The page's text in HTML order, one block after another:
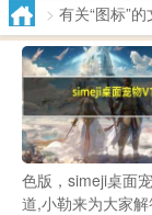
> 有关“图标”
色版，simeji桌面
道,小勒来为大家